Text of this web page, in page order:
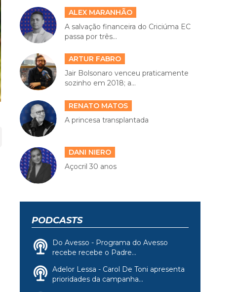
ALEX MARANHÃO
A salvação financeira do Criciúma EC
passa por três...
ARTUR FABRO
Jair Bolsonaro venceu praticamente
sozinho em 2018; a...
RENATO MATOS
A princesa transplantada
DANI NIERO
Açocril 30 anos
PODCASTS
Do Avesso - Programa do Avesso
recebe recebe o Padre...
Adelor Lessa - Carol De Toni apresenta
prioridades da campanha...